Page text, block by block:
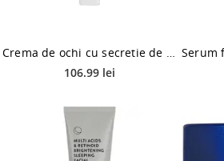
Crema de ochi cu secretie de melc si peptide Advanced Snail, 25ml, Cosrx
106.99 lei